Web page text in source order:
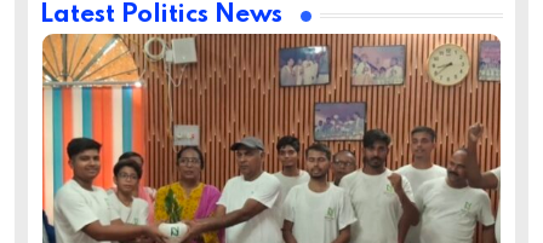
Latest Politics News